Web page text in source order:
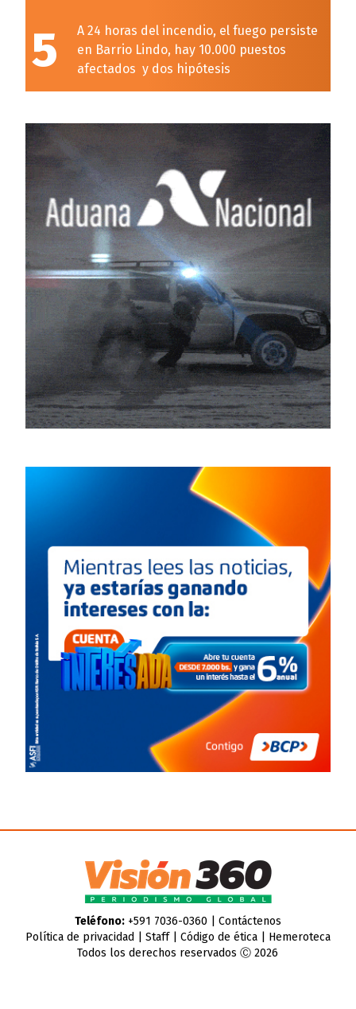
5
A 24 horas del incendio, el fuego persiste
en Barrio Lindo, hay 10.000 puestos
afectados y dos hipótesis
Teléfono:+591 7036-0360 | Contáctenos
Política de privacidad
Staff| Código de ética| Hemeroteca
Todos los derechos reservados Ⓒ 2026